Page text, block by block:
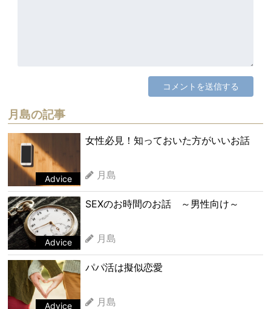
月島の記事
Advice
女性必見！知っておいた方がいいお話
月島
Advice
SEXのお時間のお話 ～男性向け～
月島
Advice
パパ活は擬似恋愛
月島